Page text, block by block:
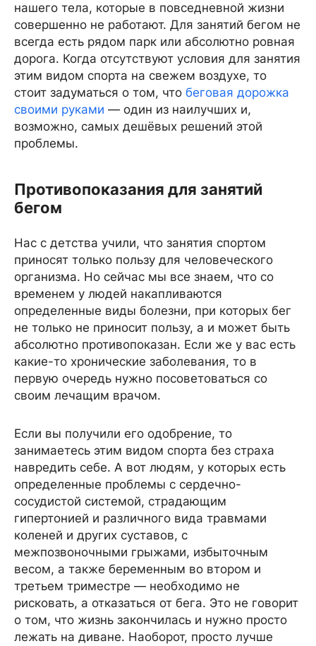
нашего тела, которые в повседневной жизни
совершенно не работают. Для занятий бегом не
всегда есть рядом парк или абсолютно ровная
дорога. Когда отсутствуют условия для занятия
этим видом спорта на свежем воздухе, то
стоит задуматься о том, что беговая дорожка
своими руками — один из наилучших и,
возможно, самых дешёвых решений этой
проблемы.
Противопоказания для занятий
бегом
Нас с детства учили, что занятия спортом
приносят только пользу для человеческого
организма. Но сейчас мы все знаем, что со
временем у людей накапливаются
определенные виды болезни, при которых бег
не только не приносит пользу, а и может быть
абсолютно противопоказан. Если же у вас есть
какие-то хронические заболевания, то в
первую очередь нужно посоветоваться со
своим лечащим врачом.
Если вы получили его одобрение, то
занимаетесь этим видом спорта без страха
навредить себе. А вот людям, у которых есть
определенные проблемы с сердечно-
сосудистой системой, страдающим
гипертонией и различного вида травмами
коленей и других суставов, с
межпозвоночными грыжами, избыточным
весом, а также беременным во втором и
третьем триместре — необходимо не
рисковать, а отказаться от бега. Это не говорит
о том, что жизнь закончилась и нужно просто
лежать на диване. Наоборот, просто лучше